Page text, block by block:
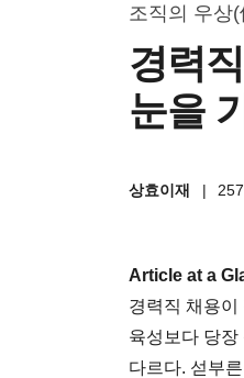
조직의 우상
경력
눈을
상효이재 |
Article at a
경력직 채용이
육성보다 당
다르다. 섣부